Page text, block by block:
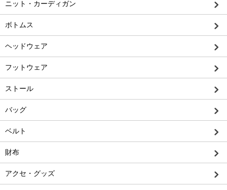
ニット・カーディガン
ボトムス
ヘッドウェア
フットウェア
ストール
バッグ
ベルト
財布
アクセ・グッズ